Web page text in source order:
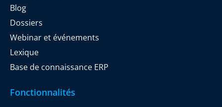
Blog
Dossiers
Webinar et événements
Lexique
Base de connaissance ERP
Fonctionnalités